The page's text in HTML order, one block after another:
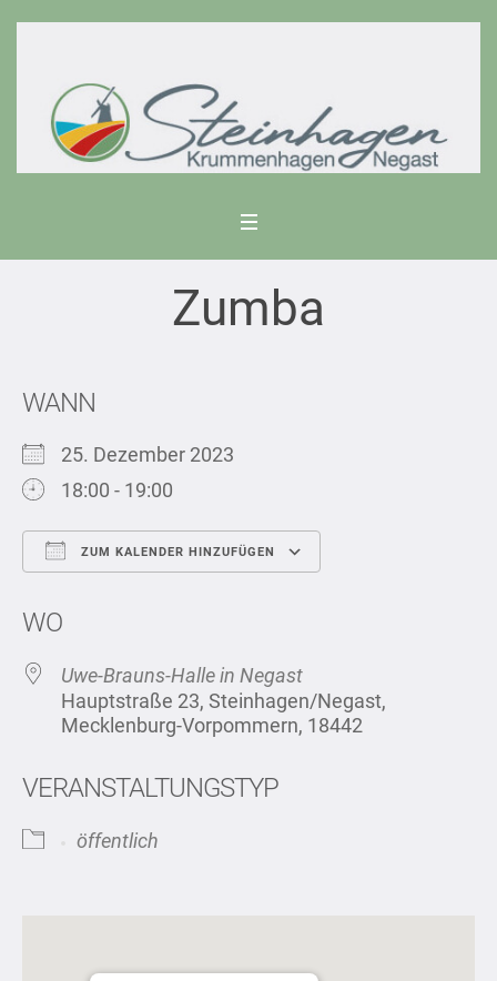
Zumba
WANN
25. Dezember 2023
18:00 - 19:00
ZUM KALENDER HINZUFÜGEN
WO
Uwe-Brauns-Halle in Negast
Hauptstraße 23, Steinhagen/Negast,
Mecklenburg-Vorpommern, 18442
VERANSTALTUNGSTYP
öffentlich